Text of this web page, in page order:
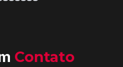
Contato